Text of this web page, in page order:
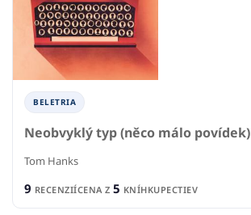
BELETRIA
Neobvyklý typ (něco málo povídek)
Tom Hanks
9 RECENZIÍCENA Z 5 KNÍHKUPECTIEV